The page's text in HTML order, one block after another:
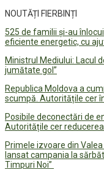
NOUTĂȚI FIERBINȚI
525 de familii și-au
eficiente energetic, cu
Ministrul Mediului: Lacul
jumătate gol”
Republica Moldova a
scumpă. Autoritățile cer
Posibile deconectări de
Autoritățile cer
Primele izvoare din
lansat campania la
Timpuri Noi”